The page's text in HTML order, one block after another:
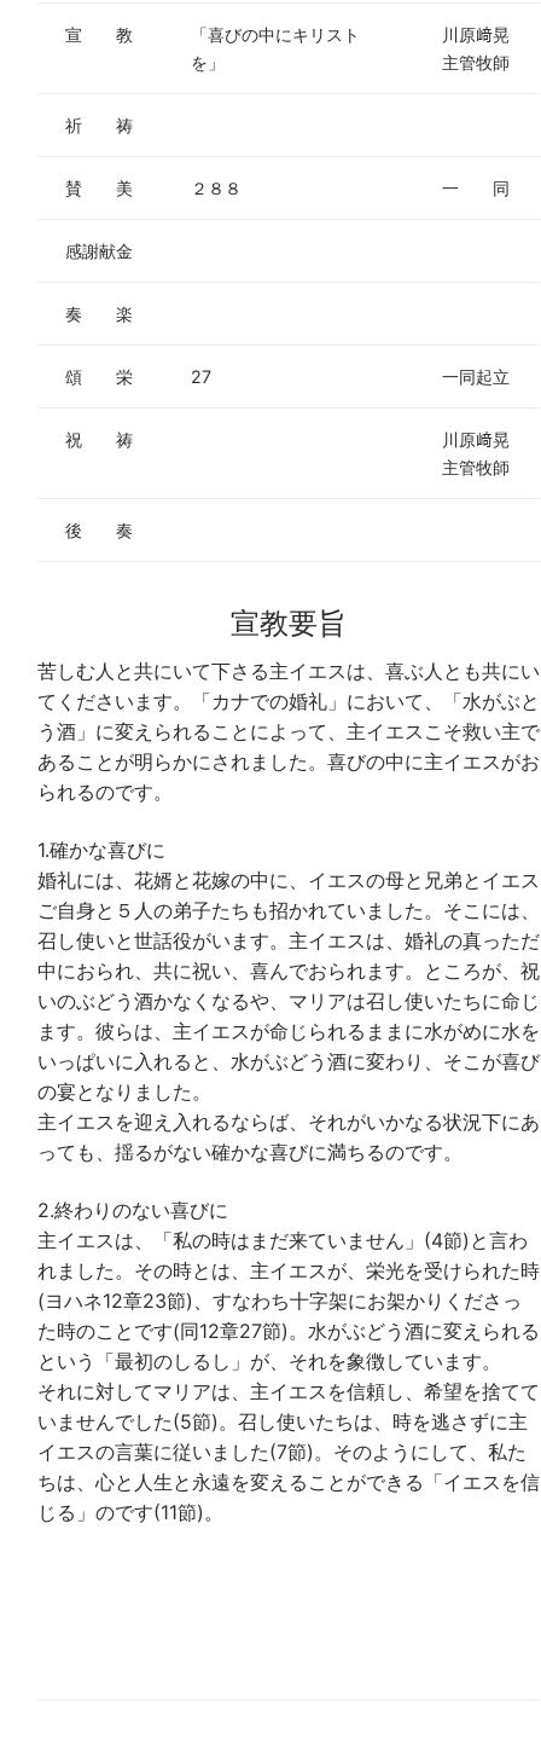
宣 教
「喜びの中にキリスト
を」
川原﨑晃
主管牧師
祈 祷
賛 美 ２８８ 一 同
感謝献金
奏 楽
頌 栄 27 一同起立
祝 祷
川原﨑晃
主管牧師
後 奏
宣教要旨
苦しむ人と共にいて下さる主イエスは、喜ぶ人とも共にい
てくださいます。「カナでの婚礼」において、「水がぶと
う酒」に変えられることによって、主イエスこそ救い主で
あることが明らかにされました。喜びの中に主イエスがお
られるのです。
1.確かな喜びに
婚礼には、花婿と花嫁の中に、イエスの母と兄弟とイエス
ご自身と５人の弟子たちも招かれていました。そこには、
召し使いと世話役がいます。主イエスは、婚礼の真っただ
中におられ、共に祝い、喜んでおられます。ところが、祝
いのぶどう酒かなくなるや、マリアは召し使いたちに命じ
ます。彼らは、主イエスが命じられるままに水がめに水を
いっぱいに入れると、水がぶどう酒に変わり、そこが喜び
の宴となりました。
主イエスを迎え入れるならば、それがいかなる状況下にあ
っても、揺るがない確かな喜びに満ちるのです。
2.終わりのない喜びに
主イエスは、「私の時はまだ来ていません」(4節)と言わ
れました。その時とは、主イエスが、栄光を受けられた時
(ヨハネ12章23節)、すなわち十字架にお架かりくださっ
た時のことです(同12章27節)。水がぶどう酒に変えられる
という「最初のしるし」が、それを象徴しています。
それに対してマリアは、主イエスを信頼し、希望を捨てて
いませんでした(5節)。召し使いたちは、時を逃さずに主
イエスの言葉に従いました(7節)。そのようにして、私た
ちは、心と人生と永遠を変えることができる「イエスを信
じる」のです(11節)。